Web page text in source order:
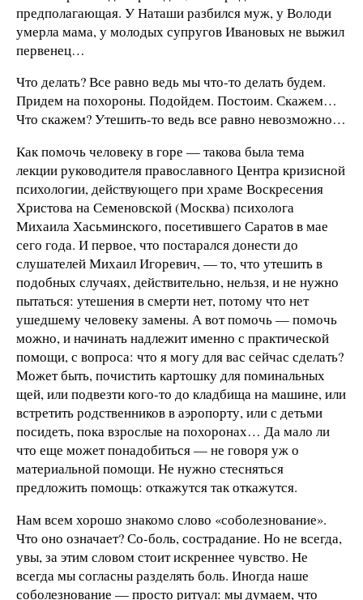
предполагающая. У Наташи разбился муж, у Володи
умерла мама, у молодых супругов Ивановых не выжил
первенец…
Что делать? Все равно ведь мы что-то делать будем.
Придем на похороны. Подойдем. Постоим. Скажем…
Что скажем? Утешить-то ведь все равно невозможно…
Как помочь человеку в горе — такова была тема
лекции руководителя православного Центра кризисной
психологии, действующего при храме Воскресения
Христова на Семеновской (Москва) психолога
Михаила Хасьминского, посетившего Саратов в мае
сего года. И первое, что постарался донести до
слушателей Михаил Игоревич, — то, что утешить в
подобных случаях, действительно, нельзя, и не нужно
пытаться: утешения в смерти нет, потому что нет
ушедшему человеку замены. А вот помочь — помочь
можно, и начинать надлежит именно с практической
помощи, с вопроса: что я могу для вас сейчас сделать?
Может быть, почистить картошку для поминальных
щей, или подвезти кого-то до кладбища на машине, или
встретить родственников в аэропорту, или с детьми
посидеть, пока взрослые на похоронах… Да мало ли
что еще может понадобиться — не говоря уж о
материальной помощи. Не нужно стесняться
предложить помощь: откажутся так откажутся.
Нам всем хорошо знакомо слово «соболезнование».
Что оно означает? Со-боль, сострадание. Но не всегда,
увы, за этим словом стоит искреннее чувство. Не
всегда мы согласны разделять боль. Иногда наше
соболезнование — просто ритуал: мы думаем, что